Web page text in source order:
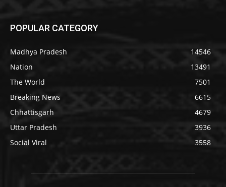
POPULAR CATEGORY
Madhya Pradesh
14546
Nation
13491
The World
7501
Breaking News
6615
Chhattisgarh
4679
Uttar Pradesh
3936
Social Viral
3558